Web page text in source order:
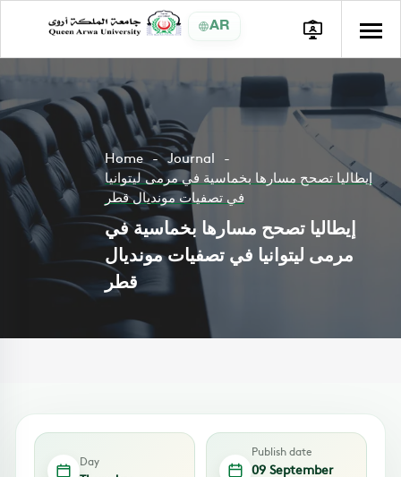
AR
Home
Journal
إيطاليا تصحح مسارها بخماسية في مرمى ليتوانيا
في تصفيات مونديال قطر
إيطاليا تصحح مسارها بخماسية في
مرمى ليتوانيا في تصفيات مونديال
قطر
Day
Publish date
09 September